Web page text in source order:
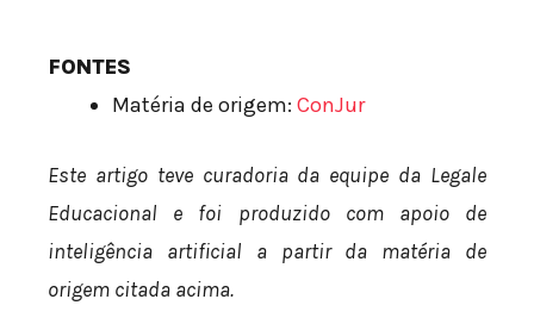
FONTES
Matéria de origem: ConJur
Este artigo teve curadoria da equipe da Legale
Educacional e foi produzido com apoio de
inteligência artificial a partir da matéria de
origem citada acima.